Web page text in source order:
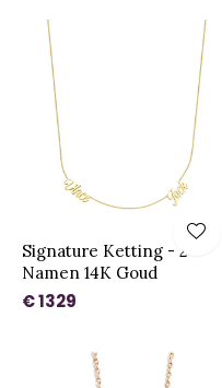
Signature Ketting - 2
Namen 14K Goud
€ 1329